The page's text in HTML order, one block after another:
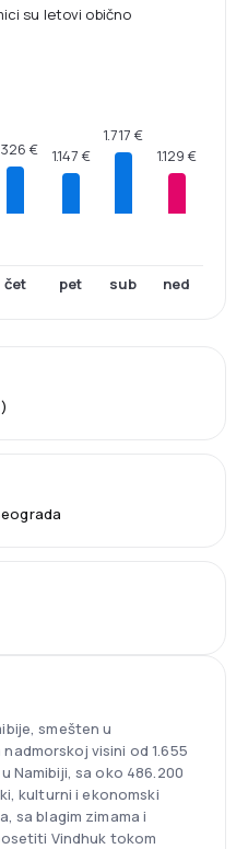
su letovi obično
€
čet
1.147 €
pet
1.717 €
sub
1.129 €
ned
smešten u
visini od 1.655
Namibiji, sa oko 486.200
kulturni i ekonomski
sa blagim zimama i
Vindhuk tokom